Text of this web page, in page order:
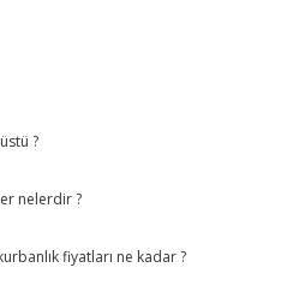
?
nelerdir ?
fiyatları ne kadar ?